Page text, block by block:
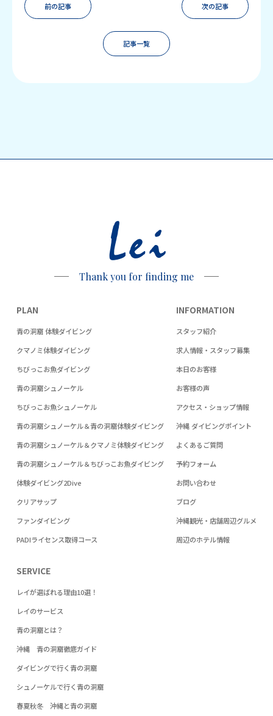
前の記事
記事一覧
次の記事
Lei
Thank you for finding me
PLAN
青の洞窟 体験ダイビング
クマノミ体験ダイビング
ちびっこお魚ダイビング
青の洞窟シュノーケル
ちびっこお魚シュノーケル
青の洞窟シュノーケル＆青の洞窟体験ダイビング
青の洞窟シュノーケル＆クマノミ体験ダイビング
青の洞窟シュノーケル＆ちびっこお魚ダイビング
体験ダイビング2Dive
クリアサップ
ファンダイビング
PADIライセンス取得コース
SERVICE
レイが選ばれる理由10選！
レイのサービス
青の洞窟とは？
沖縄 青の洞窟徹底ガイド
ダイビングで行く青の洞窟
シュノーケルで行く青の洞窟
春夏秋冬 沖縄と青の洞窟
INFORMATION
スタッフ紹介
求人情報・スタッフ募集
本日のお客様
お客様の声
アクセス・ショップ情報
沖縄 ダイビングポイント
よくあるご質問
予約フォーム
お問い合わせ
ブログ
沖縄観光・店舗周辺グルメ
周辺のホテル情報